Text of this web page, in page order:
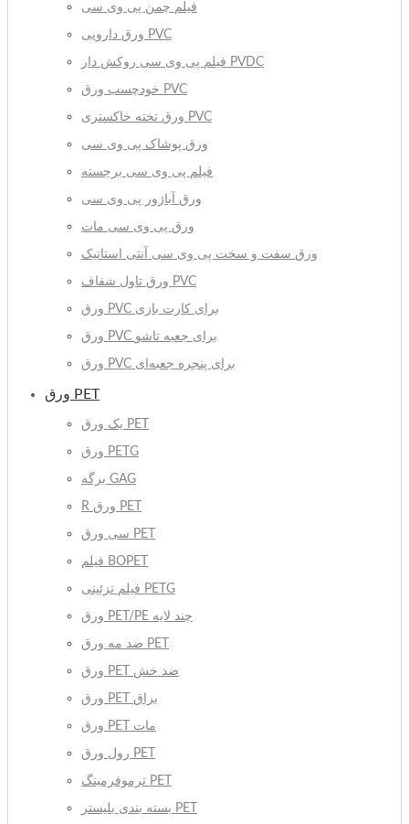
فیلم چمن پی وی سی
ورق دارویی PVC
فیلم پی وی سی روکش دار PVDC
خودچسب ورق PVC
ورق تخته خاکستری PVC
ورق پوشاک پی وی سی
فیلم پی وی سی برجسته
ورق آباژور پی وی سی
ورق پی وی سی مات
ورق سفت و سخت پی وی سی آنتی استاتیک
ورق تاول شفاف PVC
ورق PVC برای کارت بازی
ورق PVC برای جعبه تاشو
ورق PVC برای پنجره جعبه‌ای
ورق PET
یک ورق PET
ورق PETG
برگه GAG
R ورق PET
سی ورق PET
فیلم BOPET
فیلم تزئینی PETG
ورق PET/PE چند لایه
ضد مه ورق PET
ورق PET ضد خش
ورق PET براق
ورق PET مات
رول ورق PET
ترموفرمینگ PET
بسته بندی بلیستر PET